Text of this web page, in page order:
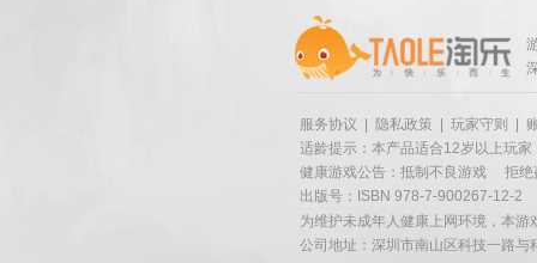
服务协议 隐私政策 玩家守则
适龄提示：本产品适合12岁以上玩家
健康游戏公告：抵制不良游戏
拒绝
出版号：ISBN 978-7-900267-12-2
为维护未成年人健康上网环境，本
公司地址：深圳市南山区科技一路